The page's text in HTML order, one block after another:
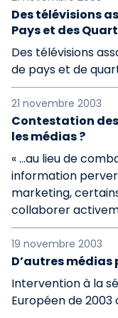
Des télévisions
Pays et des
Des télévisions
de pays et de
21 novembre 2003
Contestation
les médias ?
« ...au lieu de
information
marketing,
collaborer
19 novembre 2003
D’autres
Intervention à la
Européen de